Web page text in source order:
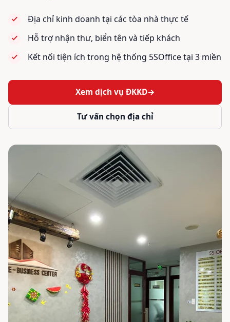
Địa chỉ kinh doanh tại các tòa nhà thực tế
Hỗ trợ nhận thư, biển tên và tiếp khách
Kết nối tiện ích trong hệ thống 5SOffice tại 3 miền
Xem dịch vụ ĐKKD→
Tư vấn chọn địa chỉ